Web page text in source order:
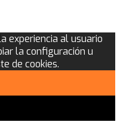
experiencia al usuario
la configuración u
de cookies.